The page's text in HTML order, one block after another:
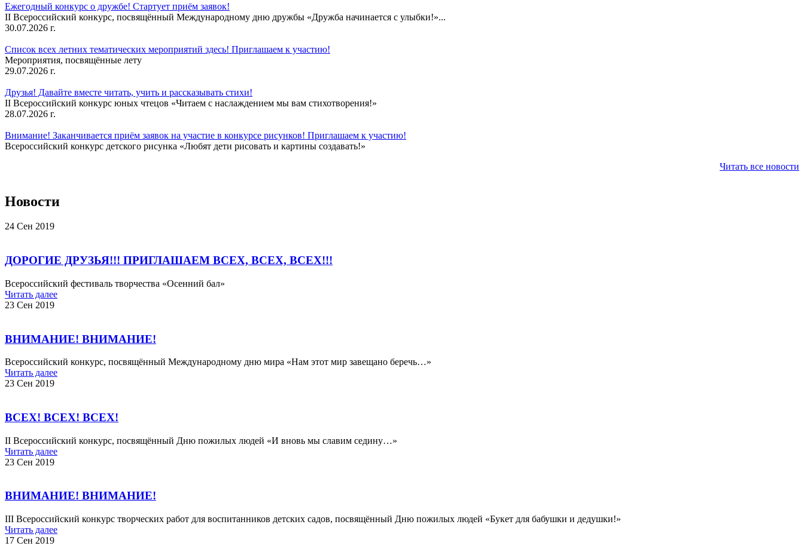
Ежегодный конкурс о дружбе! Стартует приём заявок!
II Всероссийский конкурс, посвящённый Международному дню дружбы «Дружба начинается с улыбки!»...
30.07.2026 г.
Список всех летних тематических мероприятий здесь! Приглашаем к участию!
Мероприятия, посвящённые лету
29.07.2026 г.
Друзья! Давайте вместе читать, учить и рассказывать стихи!
II Всероссийский конкурс юных чтецов «Читаем с наслаждением мы вам стихотворения!»
28.07.2026 г.
Внимание! Заканчивается приём заявок на участие в конкурсе рисунков! Приглашаем к участию!
Всероссийский конкурс детского рисунка «Любят дети рисовать и картины создавать!»
Читать все новости
Новости
24 Сен 2019
ДОРОГИЕ ДРУЗЬЯ!!! ПРИГЛАШАЕМ ВСЕХ, ВСЕХ, ВСЕХ!!!
Всероссийский фестиваль творчества «Осенний бал»
Читать далее
23 Сен 2019
ВНИМАНИЕ! ВНИМАНИЕ!
Всероссийский конкурс, посвящённый Международному дню мира «Нам этот мир завещано беречь…»
Читать далее
23 Сен 2019
ВСЕХ! ВСЕХ! ВСЕХ!
II Всероссийский конкурс, посвящённый Дню пожилых людей «И вновь мы славим седину…»
Читать далее
23 Сен 2019
ВНИМАНИЕ! ВНИМАНИЕ!
III Всероссийский конкурс творческих работ для воспитанников детских садов, посвящённый Дню пожилых людей «Букет для бабушки и дедушки!»
Читать далее
17 Сен 2019